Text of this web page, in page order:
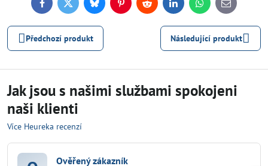
FacebookTwitterBlueskyPinterestReddit LinkedInWhatsApp
E-
mail
Předchozí produkt Následující produkt
Jak jsou s našimi službami spokojeni
naši klienti
Více Heureka recenzí
Ověřený zákazník